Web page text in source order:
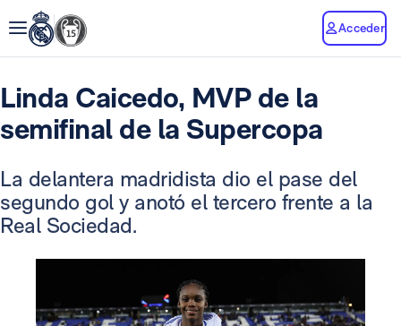
Acceder
Linda Caicedo, MVP de la
semifinal de la Supercopa
La delantera madridista dio el pase del
segundo gol y anotó el tercero frente a la
Real Sociedad.